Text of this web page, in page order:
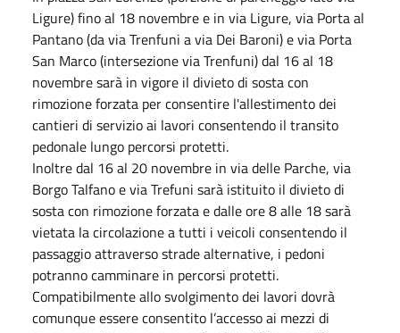
Ligure) fino al 18 novembre e in via Ligure, via Porta al
Pantano (da via Trenfuni a via Dei Baroni) e via Porta
San Marco (intersezione via Trenfuni) dal 16 al 18
novembre sarà in vigore il divieto di sosta con
rimozione forzata per consentire l'allestimento dei
cantieri di servizio ai lavori consentendo il transito
pedonale lungo percorsi protetti.
Inoltre dal 16 al 20 novembre in via delle Parche, via
Borgo Talfano e via Trefuni sarà istituito il divieto di
sosta con rimozione forzata e dalle ore 8 alle 18 sarà
vietata la circolazione a tutti i veicoli consentendo il
passaggio attraverso strade alternative, i pedoni
potranno camminare in percorsi protetti.
Compatibilmente allo svolgimento dei lavori dovrà
comunque essere consentito l’accesso ai mezzi di